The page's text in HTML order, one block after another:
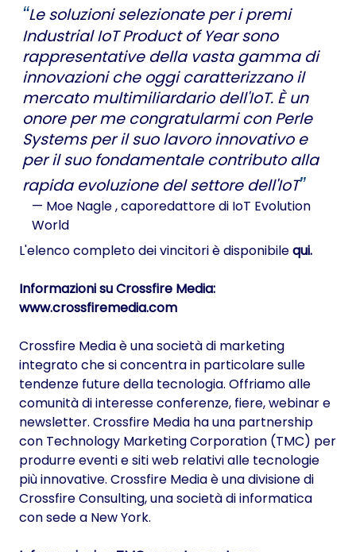
Le soluzioni selezionate per i premi
Industrial IoT Product of Year sono
rappresentative della vasta gamma di
innovazioni che oggi caratterizzano il
mercato multimiliardario dell'IoT. È un
onore per me congratularmi con Perle
Systems per il suo lavoro innovativo e
per il suo fondamentale contributo alla
rapida evoluzione del settore dell'IoT
— Moe Nagle, caporedattore di IoT Evolution
World
L'elenco completo dei vincitori è disponibilequi.
Informazioni su Crossfire Media:
www.crossfiremedia.com
Crossfire Media è una società di marketing
integrato che si concentra in particolare sulle
tendenze future della tecnologia. Offriamo alle
comunità di interesse conferenze, fiere, webinar e
newsletter. Crossfire Media ha una partnership
con Technology Marketing Corporation (TMC) per
produrre eventi e siti web relativi alle tecnologie
più innovative. Crossfire Media è una divisione di
Crossfire Consulting, una società di informatica
con sede a New York.